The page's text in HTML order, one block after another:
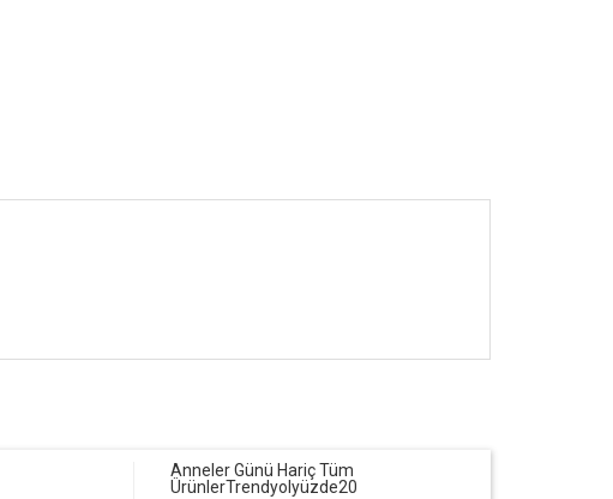
Anneler Günü Hariç Tüm
ÜrünlerTrendyol yüzde20